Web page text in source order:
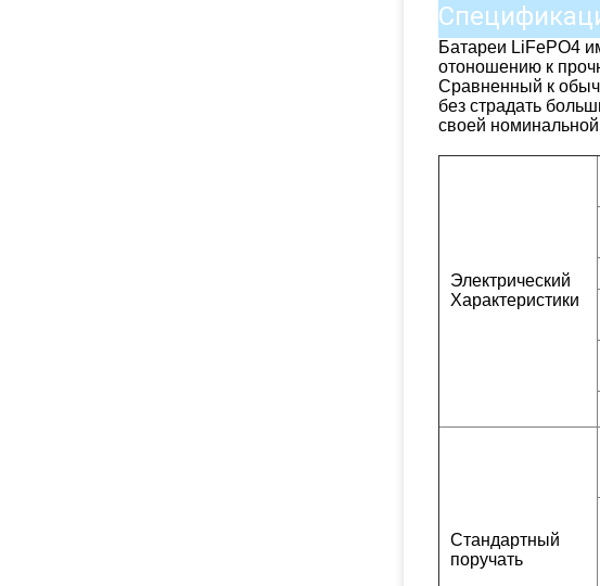
Батареи LiFePO4
отоношению к
Сравненный к
без страдать
своей
Электрический
Характеристики
Стандартный
поручать